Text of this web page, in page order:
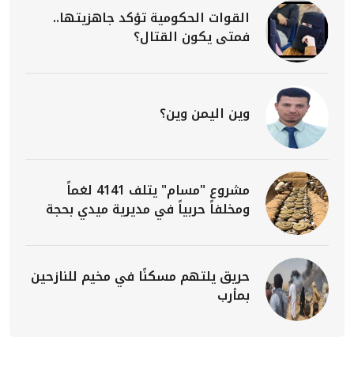
القوات الحكومية تؤكد جاهزيتها..
فمتى يكون القتال؟
وين اليمن وين؟
مشروع "مسام" يتلف 4141 لغماً
ومخلفاً حربياً في مديرية ميدي بحجة
حريق يلتهم مسكنًا في مخيم للنازحين
بمأرب